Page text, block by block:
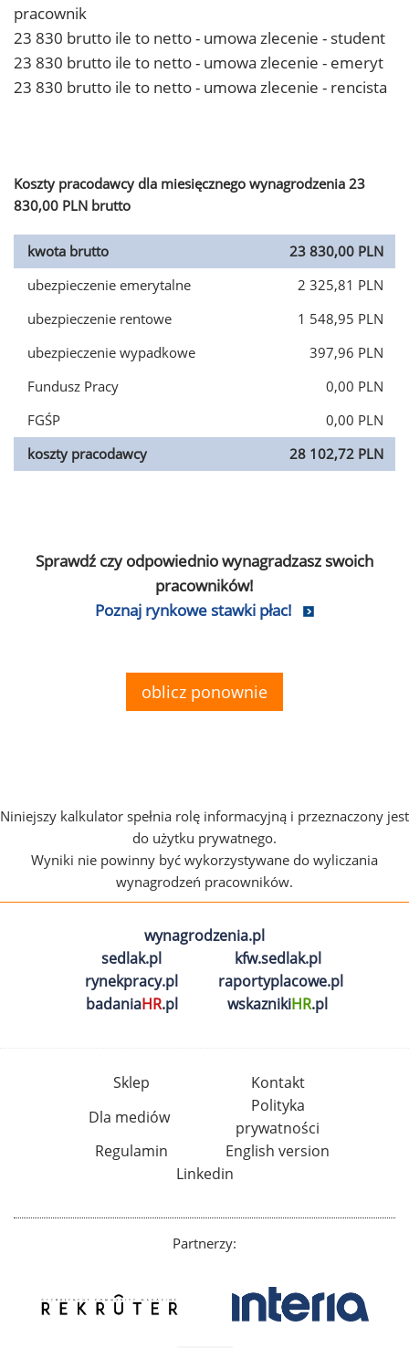
pracownik
23 830 brutto ile to netto - umowa zlecenie - student
23 830 brutto ile to netto - umowa zlecenie - emeryt
23 830 brutto ile to netto - umowa zlecenie - rencista
Koszty pracodawcy dla miesięcznego wynagrodzenia 23
830,00 PLN brutto
kwota brutto
23 830,00 PLN
ubezpieczenie emerytalne
2 325,81 PLN
ubezpieczenie rentowe
1 548,95 PLN
ubezpieczenie wypadkowe
397,96 PLN
Fundusz Pracy
0,00 PLN
FGŚP
0,00 PLN
koszty pracodawcy
28 102,72 PLN
Sprawdź czy odpowiednio wynagradzasz swoich
pracowników!
Poznaj rynkowe stawki płac!
oblicz ponownie
Niniejszy kalkulator spełnia rolę informacyjną i przeznaczony jest
do użytku prywatnego.
Wyniki nie powinny być wykorzystywane do wyliczania
wynagrodzeń pracowników.
wynagrodzenia.pl
sedlak.pl
kfw.sedlak.pl
rynekpracy.pl
raportyplacowe.pl
badaniaHR.pl wskaznikiHR.pl
Sklep
Kontakt
Dla mediów
Polityka
prywatności
Regulamin
English version
Linkedin
Partnerzy: